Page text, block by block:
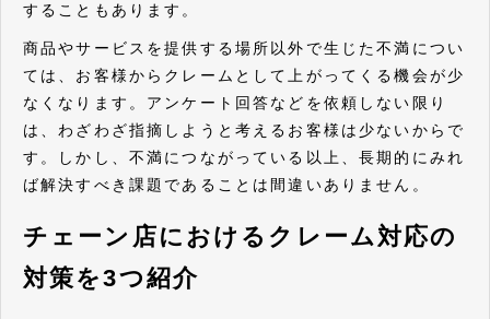
することもあります。
商品やサービスを提供する場所以外で生じた不満につい
ては、お客様からクレームとして上がってくる機会が少
なくなります。アンケート回答などを依頼しない限り
は、わざわざ指摘しようと考えるお客様は少ないからで
す。しかし、不満につながっている以上、長期的にみれ
ば解決すべき課題であることは間違いありません。
チェーン店におけるクレーム対応の
対策を3つ紹介